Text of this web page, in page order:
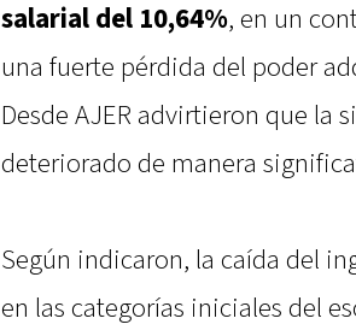
salarial del 10,64%, en un
una fuerte pérdida del poder
Desde AJER advirtieron que la
deteriorado de manera
Según indicaron, la caída del
en las categorías iniciales del